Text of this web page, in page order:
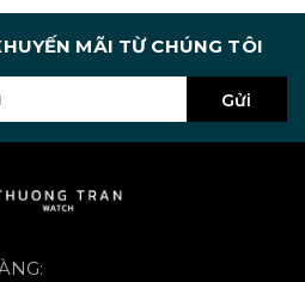
MÃI TỪ CHÚNG TÔI
Gửi